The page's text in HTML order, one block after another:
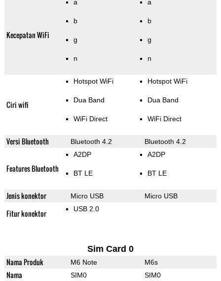
Kecepatan WiFi
a
b
g
n
a
b
g
n
Ciri wifi
Hotspot WiFi
Dua Band
WiFi Direct
Hotspot WiFi
Dua Band
WiFi Direct
Versi Bluetooth Bluetooth 4.2 Bluetooth 4.2
Features Bluetooth
A2DP
BT LE
A2DP
BT LE
Jenis konektor Micro USB Micro USB
Fitur konektor USB 2.0
Sim Card 0
Nama Produk M6 Note M6s
Nama SIM0 SIM0